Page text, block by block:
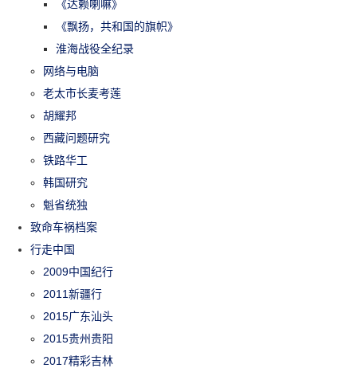
《达赖喇嘛》
《飘扬，共和国的旗帜》
淮海战役全纪录
网络与电脑
老太市长麦考莲
胡耀邦
西藏问题研究
铁路华工
韩国研究
魁省统独
致命车祸档案
行走中国
2009中国纪行
2011新疆行
2015广东汕头
2015贵州贵阳
2017精彩吉林